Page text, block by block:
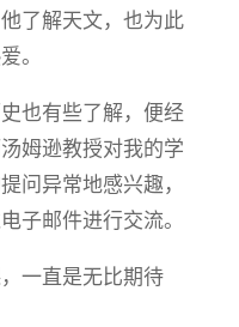
了解天文，也为此
。
也有些了解，便经
姆逊教授对我的学
问异常地感兴趣，
子邮件进行交流。
一直是无比期待